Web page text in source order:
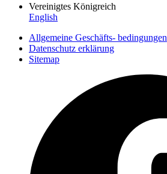
Vereinigtes Königreich
English
Allgemeine Geschäfts- bedingungen
Datenschutz erklärung
Sitemap